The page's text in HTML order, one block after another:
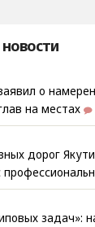
о
на местах
дорог
задач»: